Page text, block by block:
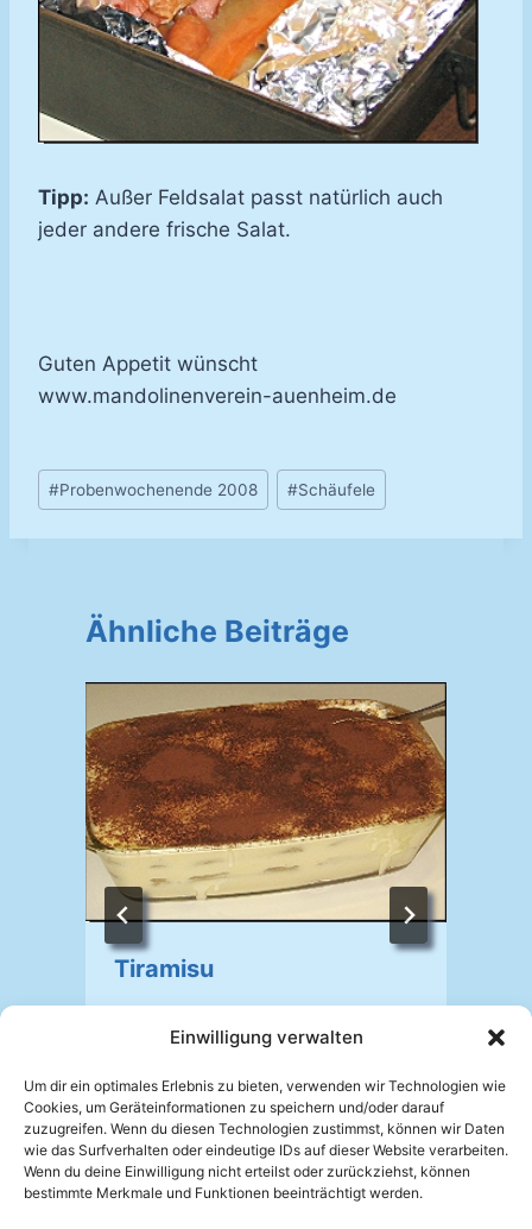
Einwilligung verwalten
Um dir ein optimales Erlebnis zu bieten, verwenden wir Technologien wie
Cookies, um Geräteinformationen zu speichern und/oder darauf
zuzugreifen. Wenn du diesen Technologien zustimmst, können wir Daten
wie das Surfverhalten oder eindeutige IDs auf dieser Website verarbeiten.
Wenn du deine Einwilligung nicht erteilst oder zurückziehst, können
bestimmte Merkmale und Funktionen beeinträchtigt werden.
Tipp: Außer Feldsalat passt natürlich auch
jeder andere frische Salat.
Guten Appetit wünscht
www.mandolinenverein-auenheim.de
Schlagworte:
#Probenwochenende 2008 #Schäufele
Ähnliche Beiträge
Tiramisu